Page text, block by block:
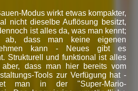
Modus wirkt etwas kompakter,
nicht dieselbe Auflösung besitzt,
ist alles da, was man kennt;
ab, dass man keine eigenen
kann - Neues gibt es
Strukturell und funktional ist alles
dass man hier bereits vom
Tools zur Verfügung hat -
man in der "Super-Mario-